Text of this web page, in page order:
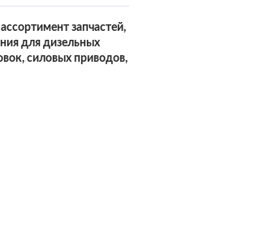
запчастей,
для дизельных
силовых приводов,